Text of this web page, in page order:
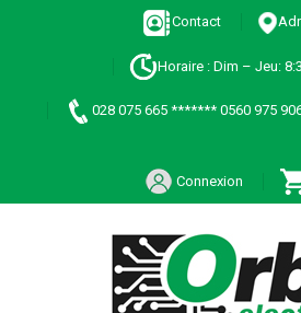
Contact
Horaire : Dim – Jeu:
028 075 665 ******* 0560 975
Connexion